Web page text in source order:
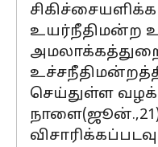
உயர்நீதிமன்ற
செய்துள்ள